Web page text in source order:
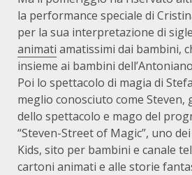
la performance speciale di
per la sua interpretazione di
animati amatissimi dai bambini,
insieme ai bambini
Poi lo spettacolo di magia di
meglio conosciuto come Steven,
dello spettacolo e mago del
“Steven-Street of Magic”, uno
Kids, sito per bambini e canale
cartoni animati e alle storie